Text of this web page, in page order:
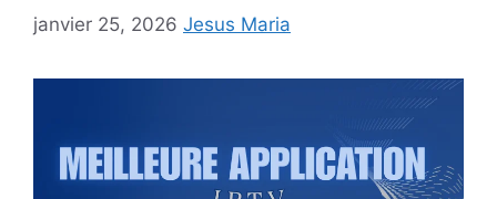
janvier 25, 2026 Jesus Maria